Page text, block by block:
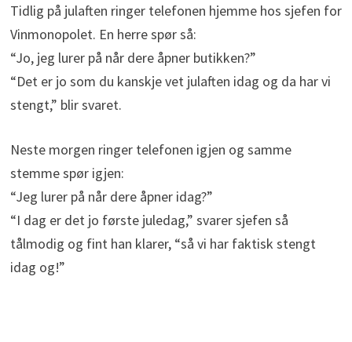
Tidlig på julaften ringer telefonen hjemme hos sjefen for
Vinmonopolet. En herre spør så:
“Jo, jeg lurer på når dere åpner butikken?”
“Det er jo som du kanskje vet julaften idag og da har vi
stengt,” blir svaret.
Neste morgen ringer telefonen igjen og samme
stemme spør igjen:
“Jeg lurer på når dere åpner idag?”
“I dag er det jo første juledag,” svarer sjefen så
tålmodig og fint han klarer, “så vi har faktisk stengt
idag og!”